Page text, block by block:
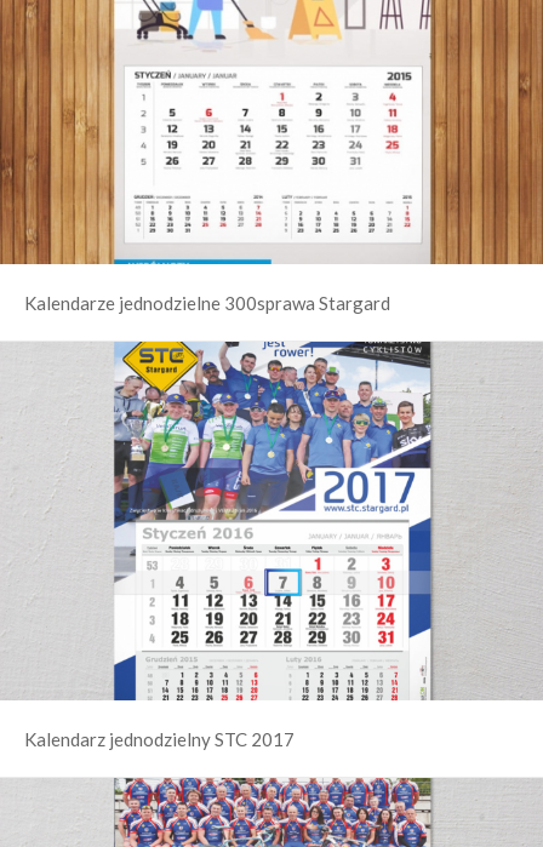
Kalendarze jednodzielne 300sprawa Stargard
Kalendarz jednodzielny STC 2017